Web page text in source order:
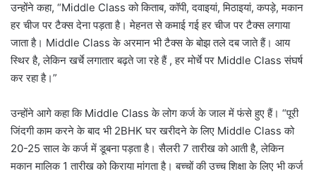
उन्होंने कहा, “Middle Class को किताब, कॉपी, दवाइयां, मिठाइयां, कपड़े, मकान
हर चीज पर टैक्स देना पड़ता है। मेहनत से कमाई गई हर चीज पर टैक्स लगाया
जाता है। Middle Class के अरमान भी टैक्स के बोझ तले दब जाते हैं। आय
स्थिर है, लेकिन खर्चे लगातार बढ़ते जा रहे हैं , हर मोर्चे पर Middle Class संघर्ष
कर रहा है।”
उन्होंने आगे कहा कि Middle Class के लोग कर्ज के जाल में फंसे हुए हैं। “पूरी
जिंदगी काम करने के बाद भी 2BHK घर खरीदने के लिए Middle Class को
20-25 साल के कर्ज में डूबना पड़ता है। सैलरी 7 तारीख को आती है, लेकिन
मकान मालिक 1 तारीख को किराया मांगता है। बच्चों की उच्च शिक्षा के लिए भी कर्ज